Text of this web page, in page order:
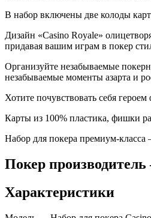
В набор включены две колоды
Дизайн «Casino Royale»
придавая вашим играм в покер
Организуйте незабываемые
незабываемые моменты азарта и
Хотите почувствовать себя
Карты из 100% пластика, фишки
Набор для покера премиум-
Покер
Характеристики